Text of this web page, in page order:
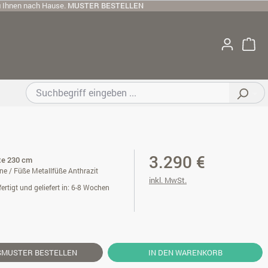
nach Hause. MUSTER BESTELLEN
230 cm
/ Füße Metallfüße Anthrazit
und geliefert in: 6-8 Wochen
3.290 €
inkl. MwSt.
BESTELLEN IN DEN WARENKORB